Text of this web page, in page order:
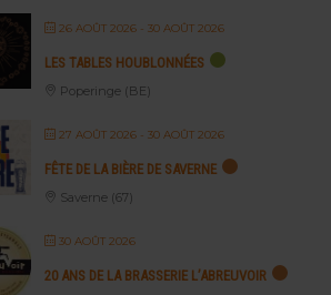
26 AOÛT 2026 - 30 AOÛT 2026
LES TABLES HOUBLONNÉES
Poperinge (BE)
27 AOÛT 2026 - 30 AOÛT 2026
FÊTE DE LA BIÈRE DE SAVERNE
Saverne (67)
30 AOÛT 2026
20 ANS DE LA BRASSERIE L’ABREUVOIR